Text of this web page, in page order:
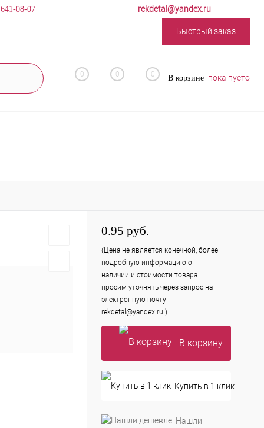
08-07 rekdetal@yandex.ru
Быстрый заказ
0 0 0 В корзине пока пусто
0.95 руб.
(Цена не является конечной, более
подробную информацию о
наличии и стоимости товара
просим уточнять через запрос на
электронную почту
rekdetal@yandex.ru )
В корзину
Купить в 1 клик
Нашли